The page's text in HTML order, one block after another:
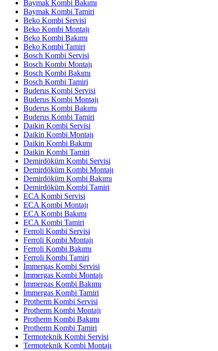
Baymak Kombi Bakımı
Baymak Kombi Tamiri
Beko Kombi Servisi
Beko Kombi Montajı
Beko Kombi Bakımı
Beko Kombi Tamiri
Bosch Kombi Servisi
Bosch Kombi Montajı
Bosch Kombi Bakımı
Bosch Kombi Tamiri
Buderus Kombi Servisi
Buderus Kombi Montajı
Buderus Kombi Bakımı
Buderus Kombi Tamiri
Daikin Kombi Servisi
Daikin Kombi Montajı
Daikin Kombi Bakımı
Daikin Kombi Tamiri
Demirdöküm Kombi Servisi
Demirdöküm Kombi Montajı
Demirdöküm Kombi Bakımı
Demirdöküm Kombi Tamiri
ECA Kombi Servisi
ECA Kombi Montajı
ECA Kombi Bakımı
ECA Kombi Tamiri
Ferroli Kombi Servisi
Ferroli Kombi Montajı
Ferroli Kombi Bakımı
Ferroli Kombi Tamiri
İmmergas Kombi Servisi
İmmergas Kombi Montajı
İmmergas Kombi Bakımı
İmmergas Kombi Tamiri
Protherm Kombi Servisi
Protherm Kombi Montajı
Protherm Kombi Bakımı
Protherm Kombi Tamiri
Termoteknik Kombi Servisi
Termoteknik Kombi Montajı